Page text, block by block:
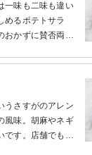
一味も二味も違い
めるポテトサラ
おかずに賛否両論
うさすがのアレン
風味。胡麻やネギ
です。店舗でも人